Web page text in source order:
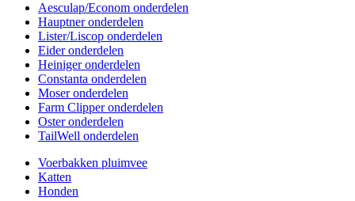
Aesculap/Econom onderdelen
Hauptner onderdelen
Lister/Liscop onderdelen
Eider onderdelen
Heiniger onderdelen
Constanta onderdelen
Moser onderdelen
Farm Clipper onderdelen
Oster onderdelen
TailWell onderdelen
Voerbakken pluimvee
Katten
Honden